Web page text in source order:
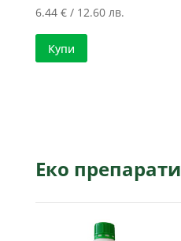
6.44 €/ 12.60 лв.
Купи
Еко препарати